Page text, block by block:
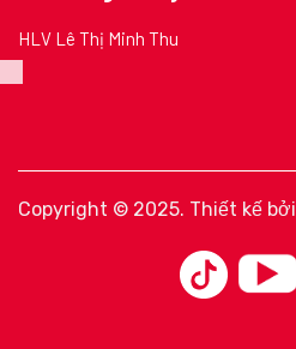
HLV Lê Thị Minh Thu
Copyright © 2025. Thiết kế bởi